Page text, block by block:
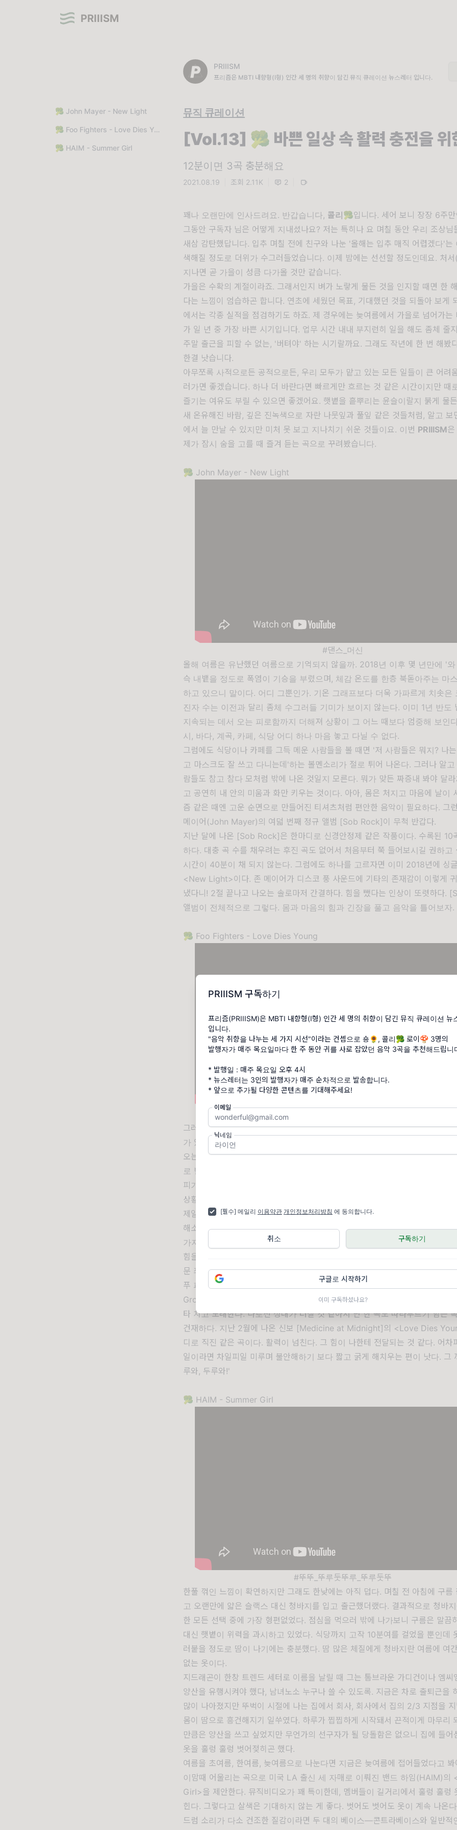
PRIIISM 구독하기
프리즘(PRIIISM)은 MBTI 내향형(I형) 인간 세 명의 취향이 담긴 뮤직 큐레이션 뉴
입니다.
"음악 취향을 나누는 세 가지 시선"이라는 컨셉으로 숑🌻, 콜리🥦 로이🍄 3명의
발행자가 매주 목요일마다 한 주 동안 귀를 사로 잡았던 음악 3곡을 추천해드립니
* 발행일 : 매주 목요일 오후 4시
* 뉴스레터는 3인의 발행자가 매주 순차적으로 발송합니다.
* 앞으로 추가될 다양한 콘텐츠를 기대해주세요!
이메일
닉네임
[필수] 메일리 이용약관 개인정보처리방침 에 동의합니다.
구독하기
취소
구글로 시작하기
이미 구독하셨나요?
PRIIISM
🥦 John Mayer - New Light
🥦 Foo Fighters - Love Dies Young
🥦 HAIM - Summer Girl
PRIIISM
프리즘은 MBTI 내향형(I형) 인간 세 명의 취향이 담긴 뮤직 큐레이션 뉴스레터 입니다.
뮤직 큐레이션
[Vol.13] 🥦 바쁜 일상 속 활력 충전을 위
12분이면 3곡 충분해요
2021.08.19 조회 2.11K 2
꽤나 오랜만에 인사드려요. 반갑습니다, 콜리🥦입니다. 세어 보니 장장 6주
그동안 구독자 님은 어떻게 지내셨나요? 저는 특히나 요 며칠 동안 우리 조상님
새삼 감탄했답니다. 입추 며칠 전에 친구와 나눈 '올해는 입추 매직 어렵겠다'는
색해질 정도로 더위가 수그러들었습니다. 이제 밤에는 선선할 정도인데요. 처
지나면 곧 가을이 성큼 다가올 것만 같습니다.
가을은 수확의 계절이라죠. 그래서인지 벼가 노랗게 물든 것을 인지할 때면 한
다는 느낌이 엄습하곤 합니다. 연초에 세웠던 목표, 기대했던 것을 되돌아 보게
에서는 각종 실적을 점검하기도 하죠. 제 경우에는 늦여름에서 가을로 넘어가는
가 일 년 중 가장 바쁜 시기입니다. 업무 시간 내내 부지런히 일을 해도 좀체 줄
주말 출근을 피할 수 없는, '버텨야' 하는 시기랄까요. 그래도 작년에 한 번 해봤
한결 낫습니다.
아무쪼록 사적으로든 공적으로든, 우리 모두가 맡고 있는 모든 일들이 큰 어려
러가면 좋겠습니다. 하나 더 바란다면 빠르게만 흐르는 것 같은 시간이지만 때
즐기는 여유도 부릴 수 있으면 좋겠어요. 햇볕을 흩뿌리는 윤슬이랄지 붉게 물
새 온유해진 바람, 깊은 진녹색으로 자란 나뭇잎과 풀잎 같은 것들처럼, 알고 보
에서 늘 만날 수 있지만 미처 못 보고 지나치기 쉬운 것들이요. 이번 PRIIISM
제가 잠시 숨을 고를 때 즐겨 듣는 곡으로 꾸려봤습니다.
🥦 John Mayer - New Light
#댄스_머신
올해 여름은 유난했던 여름으로 기억되지 않을까. 2018년 이후 몇 년만에 '
슥 내뱉을 정도로 폭염이 기승을 부렸으며, 체감 온도를 한층 북돋아주는 마
하고 있으니 말이다. 어디 그뿐인가. 기온 그래프보다 더욱 가파르게 치솟은
진자 수는 이전과 달리 좀체 수그러들 기미가 보이지 않는다. 이미 1년 반도
지속되는 데서 오는 피로함까지 더해져 상황이 그 어느 때보다 엄중해 보인
시, 바다, 계곡, 카페, 식당 어디 하나 마음 놓고 다닐 수 없다.
그럼에도 식당이나 카페를 그득 메운 사람들을 볼 때면 '저 사람들은 뭐지? 나
고 마스크도 잘 쓰고 다니는데'하는 볼멘소리가 절로 튀어 나온다. 그러나 알
람들도 참고 참다 모처럼 밖에 나온 것일지 모른다. 뭐가 맞든 짜증내 봐야 달
고 공연히 내 안의 미움과 화만 키우는 것이다. 아아, 몸은 처지고 마음에 날이
즘 같은 때엔 고운 순면으로 만들어진 티셔츠처럼 편안한 음악이 필요하다. 그
메이어(John Mayer)의 여덟 번째 정규 앨범 [Sob Rock]이 무척 반갑다.
지난 달에 나온 [Sob Rock]은 한마디로 신경안정제 같은 작품이다. 수록된 10
하다. 대충 곡 수를 채우려는 후진 곡도 없어서 처음부터 쭉 들어보시길 권하고
시간이 40분이 채 되지 않는다. 그럼에도 하나를 고르자면 이미 2018년에 싱
<New Light>이다. 존 메이어가 디스코 풍 사운드에 기타의 존재감이 이렇게
냈다니! 2절 끝나고 나오는 솔로마저 간결하다. 힘을 뺐다는 인상이 또렷하다.
앨범이 전체적으로 그렇다. 몸과 마음의 힘과 긴장을 풀고 음악을 틀어보자.
🥦 Foo Fighters - Love Dies Young
#좡자가_좡자가_좡자가자가자가
그러나, 제아무리 상황을 좋게 받아들이고 마음을 편히 가지려고 해도 그렇게
가 있다. 명상도 심호흡도 반신욕도 통하지 않을 때가 있다. 어쩔 수 없다. 일상
오는 모든 것을 부정적인 감정 없이 소화해낼 수 있다면 월급쟁이 직장인에서
로 변경을 심각하게 고민해봐야 할 테지만, 지나고 보면 별 것도 아닌 일에 짜
피가 거꾸로 쏟는 듯한 분노마저 느끼는 나는 그저 보통의 존재일 따름이다.
상황과 거기서 오는 부정적인 감정을 인정하고 빨리 털어내는 것이 현명한 자
제일 좋은 방법은 가까운 지인들과 맛있는 음식을 먹거나 술 한잔 기울이면서
해소하는 것이다. 그게 여의치 않다면 음악을 평소보다 약간 크게 들으며 운동
가지 흘린다. 가장 먼저 찾는 장르는 역시 록이다. 에너지로 가득찬 곡을 들으
힘을 내게 되는 효험을 경험할 수 있는데, 가장 정력적인 음악을 하는 밴드를 조
문 최상위에 이 밴드가 빠질 리 없으리라. 바로 푸 파이터즈(Foo Fighters) 말
푸 파이터즈(Foo Fighters)는 여전하다. 한국 나이로 53세인 보컬 데이브 그
Grohl)은 여전히 풍성하고 웨이브 굵은 긴 머리를 찰랑이고, 온 몸을 덩실덩실
타 치고 노래한다. 나로선 성대가 터질 것 같아서 단 한 곡도 따라부르기 힘든
건재하다. 지난 2월에 나온 신보 [Medicine at Midnight]의 <Love Dies
디로 직진 같은 곡이다. 활력이 넘친다. 그 힘이 나한테 전달되는 것 같다. 어차
일이라면 차일피일 미루며 불안해하기 보다 짧고 굵게 해치우는 편이 낫다. 그
루와, 두루와!'
🥦 HAIM - Summer Girl
#뚜뚜_뚜루둣뚜루_뚜루둣뚜
한풀 꺾인 느낌이 확연하지만 그래도 한낮에는 아직 덥다. 며칠 전 아침에 구름
고 오랜만에 얇은 슬랙스 대신 청바지를 입고 출근했더랬다. 결과적으로 청바
한 모든 선택 중에 가장 형편없었다. 점심을 먹으러 밖에 나가보니 구름은 말끔
대신 햇볕이 위력을 과시하고 있었다. 식당까지 고작 10분여를 걸었을 뿐인데
러붙을 정도로 땀이 나기에는 충분했다. 땀 많은 체질에게 청바지란 여름에 여
없는 옷이다.
지드래곤이 한창 트렌드 세터로 이름을 날릴 때 그는 톰브라운 가디건이나 엠씨
양산을 유행시켜야 했다, 남녀노소 누구나 쓸 수 있도록. 지금은 차로 출퇴근을
많이 나아졌지만 뚜벅이 시절에 나는 집에서 회사, 회사에서 집의 2/3 지점을
몸이 땀으로 흥건해지기 일쑤였다. 하루가 찝찝하게 시작돼서 끈적이게 마무리
만큼은 양산을 쓰고 싶었지만 무언가의 선구자가 될 당돌함은 없으니 집에 들어
옷을 훌렁 훌렁 벗어젖히곤 했다.
여름을 초여름, 한여름, 늦여름으로 나눈다면 지금은 늦여름에 접어들었다고
이맘때 어울리는 곡으로 미국 LA 출신 세 자매로 이뤄진 밴드 하임(HAIM)의
Girl>을 제안한다. 뮤직비디오가 꽤 특이한데, 멤버들이 길거리에서 훌렁 훌렁
힌다. 그렇다고 살색은 기대하지 않는 게 좋다. 벗어도 벗어도 옷이 계속 나온
드럼 소리가 다소 건조한 질감이라면 두 대의 베이스―콘트라베이스와 일반적